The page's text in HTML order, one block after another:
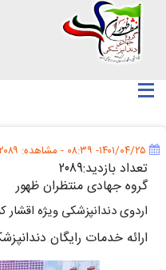
۱۴۰۱/۰۴/۲۵- ۰۸:۳۹ - مشاهده: ۲۰۸۹
تعداد بازدید:2089
گروه جهادی منتظران ظهور
اردوی دندانپزشکی ویژه اقشار
ارائه خدمات رایگان